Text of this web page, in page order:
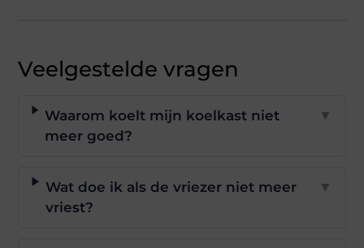
Veelgestelde vragen
Waarom koelt mijn koelkast niet
meer goed?
▼
Wat doe ik als de vriezer niet meer
vriest?
▼